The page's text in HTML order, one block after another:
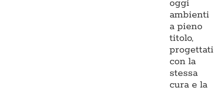
oggi
ambienti
a pieno
titolo,
progettati
con la
stessa
cura e la